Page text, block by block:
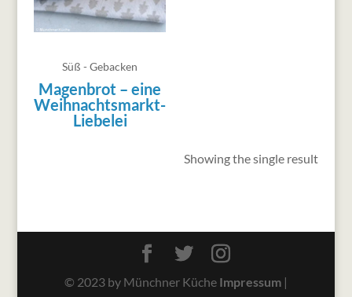
Süß - Gebacken
Magenbrot – eine
Weihnachtsmarkt-
Liebelei
Showing the single result
© 2023 by Münchner Küche Impressum|